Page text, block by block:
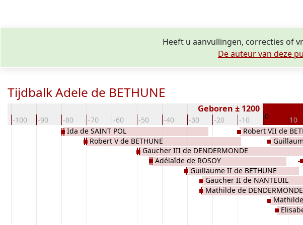
Heeft u aanvullingen, correcties of
De auteur van deze
Tijdbalk Adele de BETHUNE
-100 -90 -80 -70 -60 -50 -40 -30 -20 -10 0 10
Geboren ± 1200
Ida de SAINT POL
Robert V de BETHUNE
Gaucher III de DENDERMONDE
Adélaîde de ROSOY
Guillaume II de BETHUNE
Gaucher II de NANTEUIL
Mathilde de DENDERMONDE
Robert VII de